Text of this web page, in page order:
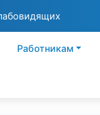
Работникам